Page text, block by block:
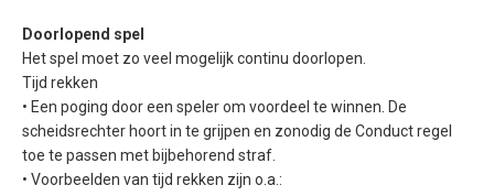
Doorlopend spel
Het spel moet zo veel mogelijk continu doorlopen.
Tijd rekken
• Een poging door een speler om voordeel te winnen. De
scheidsrechter hoort in te grijpen en zonodig de Conduct regel
toe te passen met bijbehorend straf.
• Voorbeelden van tijd rekken zijn o.a.: